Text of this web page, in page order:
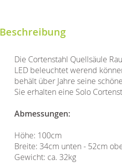
Beschreibung
Die Cortenstahl Quellsäule
LED beleuchtet werend
behält über Jahre seine
Sie erhalten eine Solo
Abmessungen:
Höhe: 100cm
Breite: 34cm unten - 52cm
Gewicht: ca. 32kg